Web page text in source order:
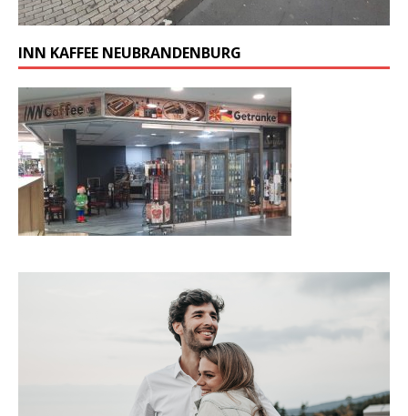
INN KAFFEE NEUBRANDENBURG